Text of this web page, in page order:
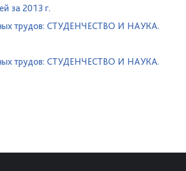
за 2013 г.
трудов: СТУДЕНЧЕСТВО И НАУКА.
трудов: СТУДЕНЧЕСТВО И НАУКА.